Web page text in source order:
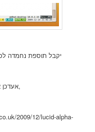
אעדכן אתכם גם בהמשך (אם יהיה משהו מעניין),